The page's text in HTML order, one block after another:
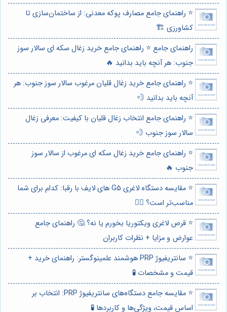
⭐️ راهنمای جامع مصارف پوکه معدنی: از ساختمان‌سازی تا
کشاورزی 🏗️
راهنمای جامع ⭐️ راهنمای جامع خرید زغال سکه ای سالار سوز
جنوب: هر آنچه باید بدانید 🔥
⭐️ راهنمای جامع خرید زغال قلیان مرغوب سالار سوز جنوب: هر
آنچه باید بدانید 💨
⭐️ راهنمای جامع انتخاب زغال قلیان با کیفیت: معرفی زغال
سالار سوز جنوب 💨
⭐️ راهنمای جامع خرید زغال سکه ای مرغوب از سالار سوز
جنوب 🔥
⭐️ مقایسه دستگاه لاغری G5 های لایف با رقبا: کدام برای شما
مناسب‌تر است؟ 🏋️‍♀️
⭐️ قرص لاغری ویکتوریا بخورم یا نه؟ 🤔 راهنمای جامع
عوارض و مزایا + نظرات کاربران
⭐️ سانتریفیوژ PRP هوشمند علمینوگستر: راهنمای خرید +
قیمت و مشخصات 🧪
⭐️ مقایسه جامع دستگاه‌های سانتریفیوژ PRP: انتخاب بر
اساس قیمت، ویژگی‌ها و کاربردها 🧪